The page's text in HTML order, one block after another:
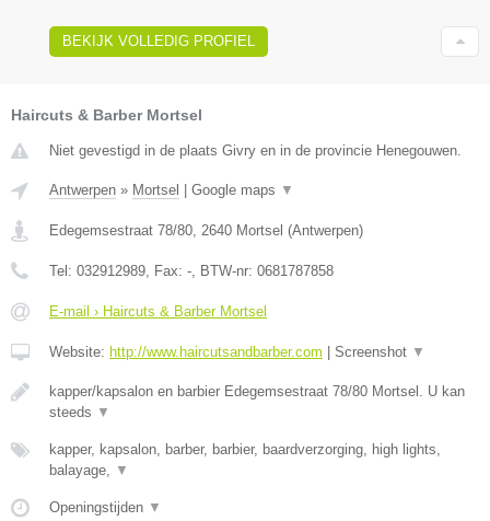
BEKIJK VOLLEDIG PROFIEL
Haircuts & Barber Mortsel
Niet gevestigd in de plaats Givry en in de provincie Henegouwen.
Antwerpen » Mortsel Google maps ▼
Edegemsestraat 78/80, 2640 Mortsel (Antwerpen)
Tel: 032912989, Fax: -, BTW-nr: 0681787858
E-mail › Haircuts & Barber Mortsel
Website: http://www.haircutsandbarber.com Screenshot ▼
kapper/kapsalon en barbier Edegemsestraat 78/80 Mortsel. U kan
steeds ▼
kapper, kapsalon, barber, barbier, baardverzorging, high lights,
balayage, ▼
Openingstijden ▼